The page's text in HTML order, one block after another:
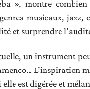
», montre
musicaux, jazz,
et surprendre
un instrument
L’inspiration
est digérée et